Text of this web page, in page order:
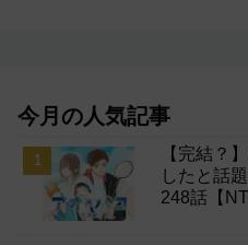
今月の人気記事
【完結？
したと話
248話【